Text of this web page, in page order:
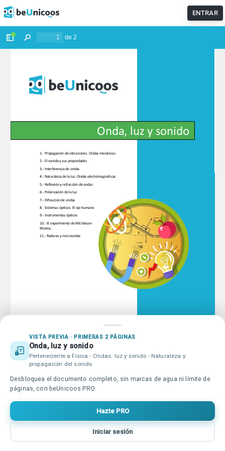
ENTRAR
¿Sabías que puedes dejar tus dudas sobre cualquier
VISTA PREVIA · PRIMERAS 2 PÁGINAS
Onda, luz y sonido
Perteneciente a Física - Ondas: luz y sonido - Naturaleza y
propagación del sonido
Desbloquea el documento completo, sin marcas de agua ni límite de
páginas, con beUnicoos PRO.
Hazte PRO
Iniciar sesión
Qué es beUnicoos
Tu centro de estudios en
beUnicoos
Tu publicidad en beUnicoos
Compromiso Agenda 2030
Ayuda beUnicoos
Copyright © beUnicoos2026
#maytheclassroombewithyou. Todos
los derechos reservados
Política de privacidad
Inicio Buscar Vídeos Entrar Más